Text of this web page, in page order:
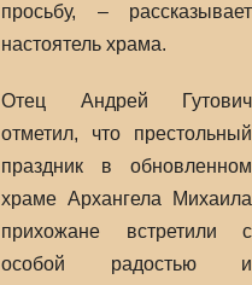
просьбу, – рассказывает
настоятель храма.
Отец Андрей Гутович
отметил, что престольный
праздник в обновленном
храме Архангела Михаила
прихожане встретили с
особой радостью и